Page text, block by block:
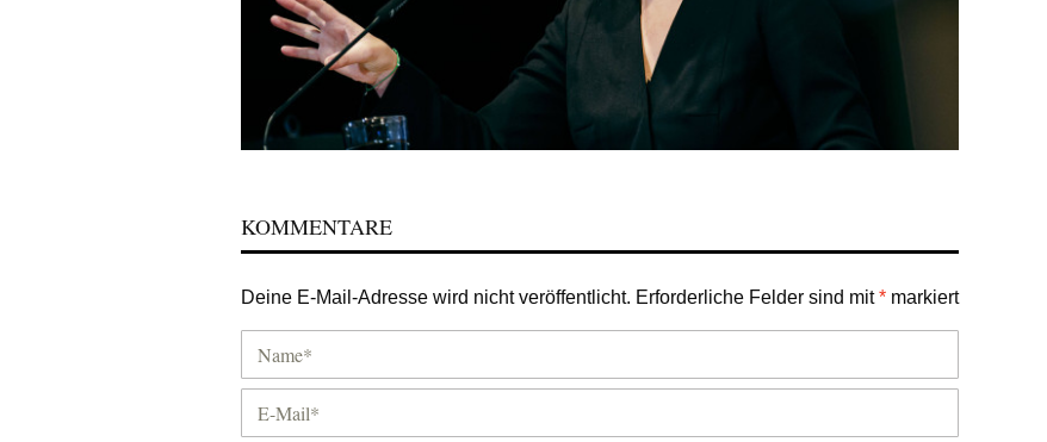
KOMMENTARE
Deine E-Mail-Adresse wird nicht veröffentlicht. Erforderliche Felder sind mit* markiert